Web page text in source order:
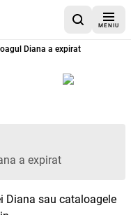
MENIU
Diana -
Diana a expirat
a expirat
Diana sau cataloagele